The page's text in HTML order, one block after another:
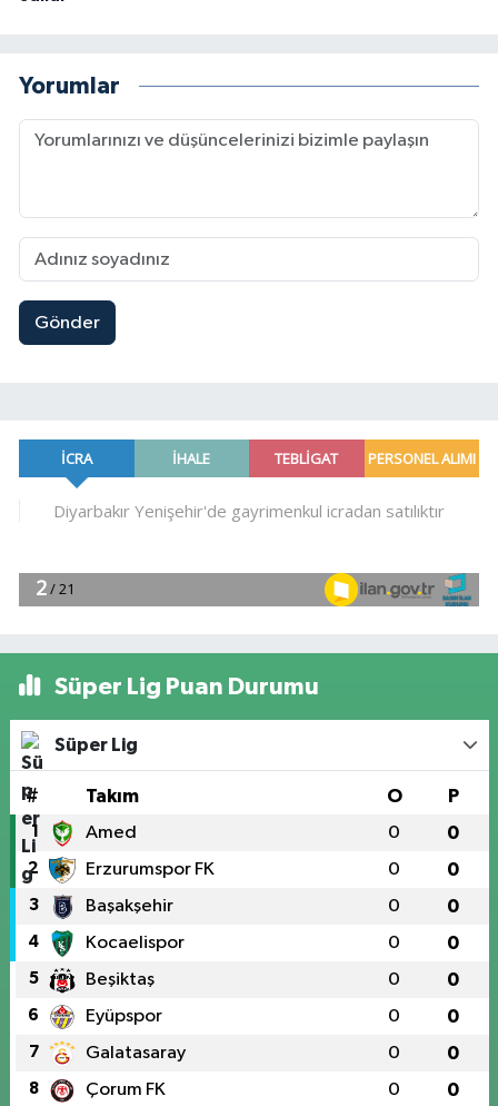
Yorumlar
Gönder
Süper Lig Puan Durumu
Süper Lig
# Takım O P
1 Amed 0 0
2 Erzurumspor FK 0 0
3 Başakşehir 0 0
4 Kocaelispor 0 0
5 Beşiktaş 0 0
6 Eyüpspor 0 0
7 Galatasaray 0 0
8 Çorum FK 0 0